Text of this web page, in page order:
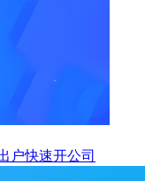
户快速开公司